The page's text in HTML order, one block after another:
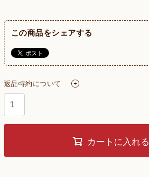
この商品をシェアする
返品特約について
カートに入れる